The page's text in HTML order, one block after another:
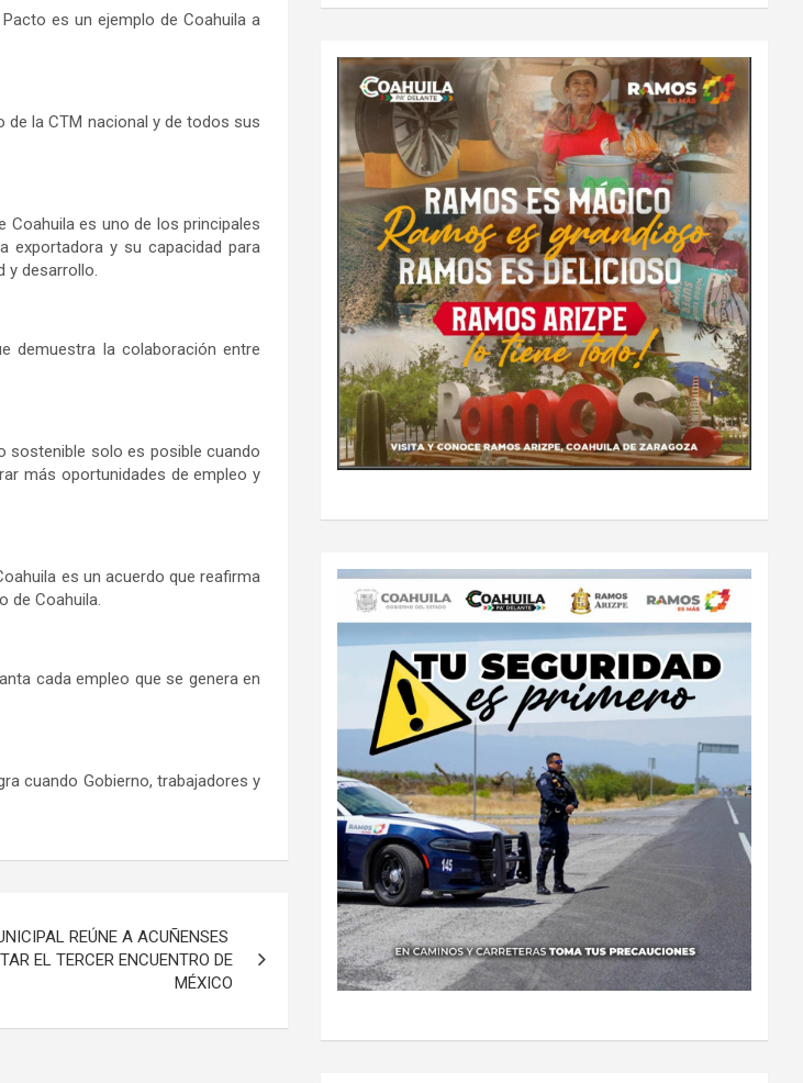
es un ejemplo de Coahuila a
la CTM nacional y de todos sus
Coahuila es uno de los principales
exportadora y su capacidad para
y desarrollo.
demuestra la colaboración entre
sostenible solo es posible cuando
más oportunidades de empleo y
es un acuerdo que reafirma
de Coahuila.
cada empleo que se genera en
cuando Gobierno, trabajadores y
REÚNE A ACUÑENSES
EL TERCER ENCUENTRO DE
MÉXICO